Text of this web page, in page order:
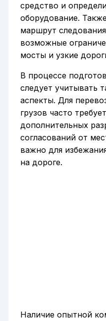
средство и
оборудование.
маршрут
возможные
мосты и узкие
В процессе
следует учитывать
аспекты. Для
грузов часто
дополнительных
согласований от
важно для
на дороге.
Наличие опытной